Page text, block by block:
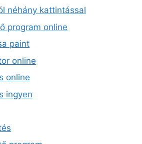
néhány kattintással
program online
paint
online
online
ingyen